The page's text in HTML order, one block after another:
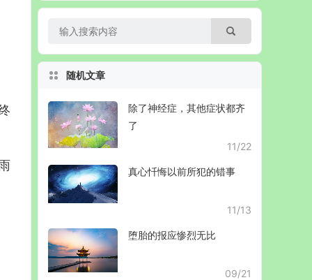
随机文章
除了神经症，其他症状都齐
了
11/22
真心忏悔以前所犯的错事
11/13
堕胎的报应惨烈无比
09/21